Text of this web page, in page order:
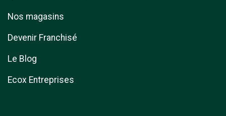
Nos magasins
Devenir Franchisé
Le Blog
Ecox Entreprises